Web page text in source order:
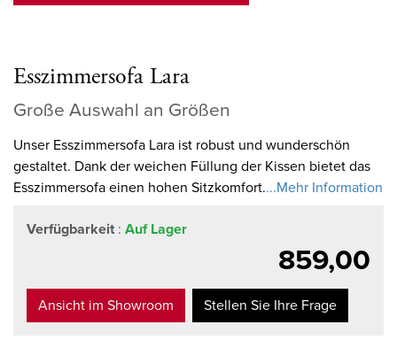
Esszimmersofa Lara
Große Auswahl an Größen
Unser Esszimmersofa Lara ist robust und wunderschön
gestaltet. Dank der weichen Füllung der Kissen bietet das
Esszimmersofa einen hohen Sitzkomfort....Mehr Information
Verfügbarkeit : Auf Lager
859,00
Ansicht im Showroom Stellen Sie Ihre Frage